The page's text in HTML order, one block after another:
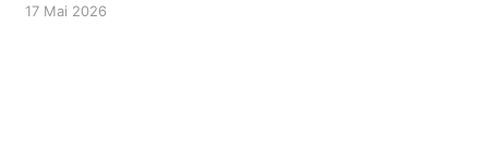
chemiker.de/arbeitslose-chemiker/. Und die
17 Mai 2026